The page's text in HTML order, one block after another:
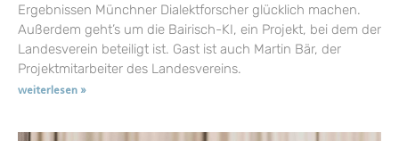
Ergebnissen Münchner Dialektforscher glücklich machen.
Außerdem geht’s um die Bairisch-KI, ein Projekt, bei dem der
Landesverein beteiligt ist. Gast ist auch Martin Bär, der
Projektmitarbeiter des Landesvereins.
weiterlesen »